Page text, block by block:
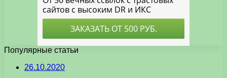
Популярные статьи
26.10.2020